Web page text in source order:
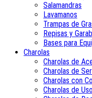
Salamandras
Lavamanos
Trampas de
Repisas y
Bases para
Charolas
Charolas de
Charolas de
Charolas con
Charolas de